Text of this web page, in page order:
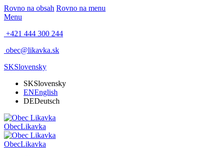
Rovno na obsah Rovno na menu
Menu
+421 444 300 244
obec@likavka.sk
SKSlovensky
SKSlovensky
ENEnglish
DEDeutsch
ObecLikavka
ObecLikavka